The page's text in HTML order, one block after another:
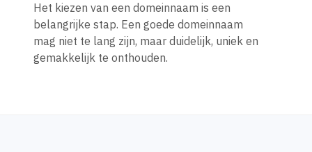
Het kiezen van een domeinnaam is een
belangrijke stap. Een goede domeinnaam
mag niet te lang zijn, maar duidelijk, uniek en
gemakkelijk te onthouden.